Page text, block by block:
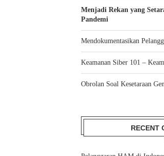
Menjadi Rekan yang
Pandemi
Mendokumentasikan
Keamanan Siber 101 –
Obrolan Soal Kesetaraan
RECENT